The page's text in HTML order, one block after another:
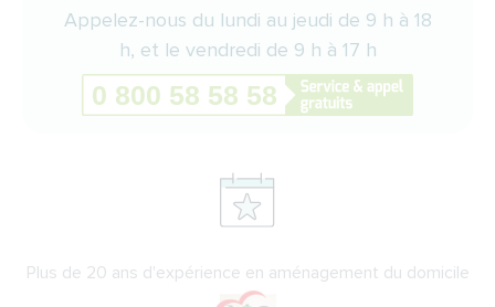
Appelez-nous du lundi au jeudi de 9 h à 18
h, et le vendredi de 9 h à 17 h
Plus de 20 ans d'expérience en aménagement du domicile